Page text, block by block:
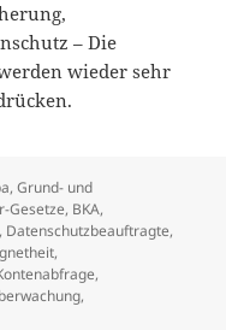
– Die
wieder sehr
,Grund- und
Gesetze, BKA,
, Datenschutzbeauftragte,
,
,
,